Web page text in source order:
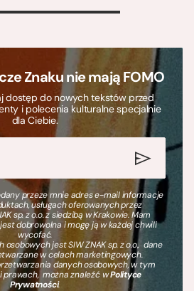
Znaku nie mają FOMO
dostęp do nowych tekstów przed
i polecenia kulturalne specjalnie
dla Ciebie.
przeze mnie adres e-mail informacje
usługach oferowanych przez
sp. z o.o. z siedzibą w Krakowie. Mam
dobrowolna i mogę ją w każdej chwili
wycofać.
jest SIW ZNAK sp. z o.o., dane
w celach marketingowych.
danych osobowych, w tym
prawach, można znaleźć wPolityce
Prywatności.